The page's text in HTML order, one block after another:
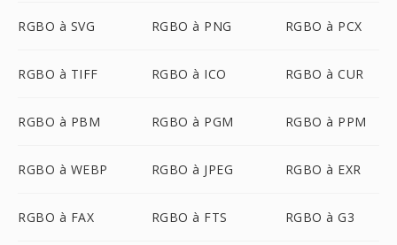
RGBO à SVG RGBO à PNG RGBO à PCX
RGBO à TIFF RGBO à ICO RGBO à CUR
RGBO à PBM RGBO à PGM RGBO à PPM
RGBO à WEBP RGBO à JPEG RGBO à EXR
RGBO à FAX RGBO à FTS RGBO à G3